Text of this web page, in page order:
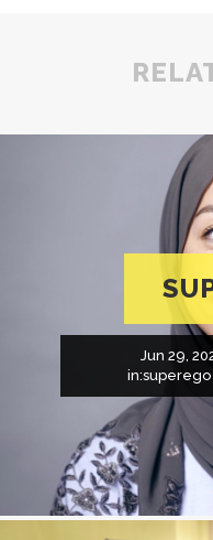
Jun 29,
in:superego